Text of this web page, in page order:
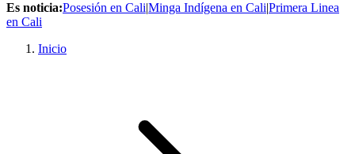
Es noticia:Posesión en Cali|Minga Indígena en Cali|Primera Linea
en Cali
Inicio